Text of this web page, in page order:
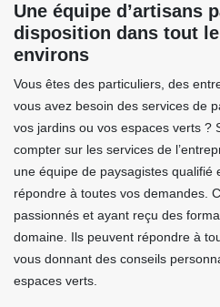
Une équipe d’artisans
disposition dans tout le
environs
Vous êtes des particuliers, des
vous avez besoin des services de
vos jardins ou vos espaces verts ?
compter sur les services de
une équipe de paysagistes qualifié
répondre à toutes vos demandes.
passionnés et ayant reçu des
domaine. Ils peuvent répondre à
vous donnant des conseils
espaces verts.